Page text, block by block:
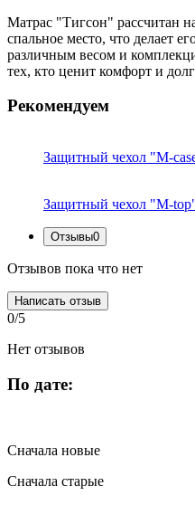
Матрас "Тигсон" рассчитан
спальное место, что делает
различным весом и
тех, кто ценит комфорт и
Рекомендуем
Защитный чехол "M-
Защитный чехол "M-
Отзывы0
Отзывов пока что нет
Написать отзыв
0/5
Нет отзывов
По дате:
Сначала новые
Сначала старые